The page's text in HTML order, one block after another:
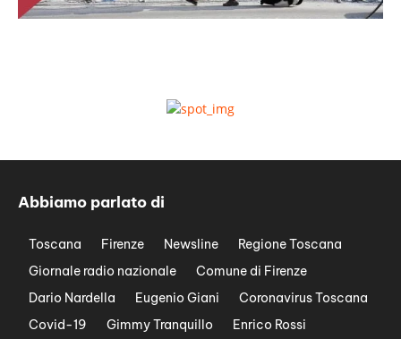
Abbiamo parlato di
Toscana Firenze Newsline
Regione Toscana
Giornale radio nazionale
Comune di Firenze
Dario Nardella
Eugenio Giani
Coronavirus Toscana
Covid-19
Gimmy Tranquillo
Enrico Rossi